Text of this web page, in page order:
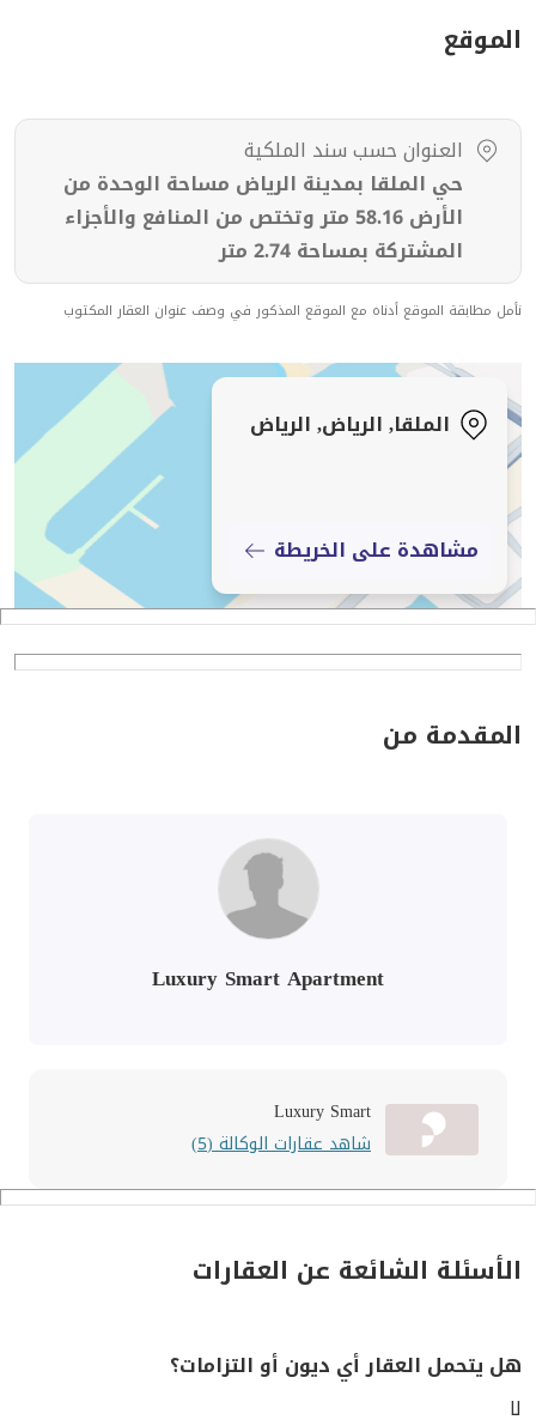
الموقع
العنوان حسب سند الملكية
حي الملقا بمدينة الرياض مساحة الوحدة من
الأرض 58.16 متر وتختص من المنافع والأجزاء
المشتركة بمساحة 2.74 متر
نأمل مطابقة الموقع أدناه مع الموقع المذكور في وصف عنوان العقار المكتوب
الملقا, الرياض, الرياض
مشاهدة على الخريطة
المقدمة من
Luxury Smart Apartment
Luxury Smart
شاهد عقارات الوكالة (5)
الأسئلة الشائعة عن العقارات
هل يتحمل العقار أي ديون أو التزامات؟
لا